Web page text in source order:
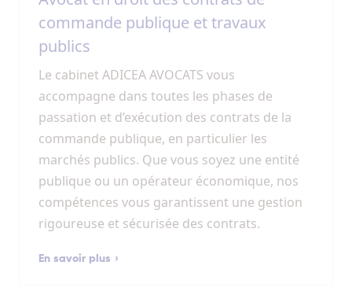
commande publique et travaux
publics
Le cabinet ADICEA AVOCATS vous
accompagne dans toutes les phases de
passation et d’exécution des contrats de la
commande publique, en particulier les
marchés publics. Que vous soyez une entité
publique ou un opérateur économique, nos
compétences vous garantissent une gestion
rigoureuse et sécurisée des contrats.
En savoir plus